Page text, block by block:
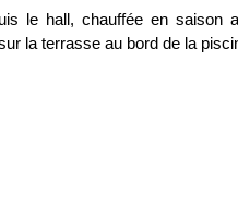
le hall, chauffée en saison
la terrasse au bord de la